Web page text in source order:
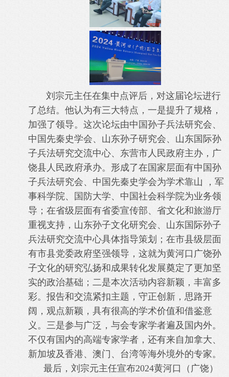
刘宗元主任在集中点评后，对这届论坛进行
了总结。他认为有三大特点，一是提升了规格，
加强了领导。这次论坛由中国孙子兵法研究会、
中国先秦史学会、山东孙子研究会、山东国际孙
子兵法研究交流中心、东营市人民政府主办，广
饶县人民政府承办。形成了在国家层面有中国孙
子兵法研究会、中国先秦史学会为学术靠山 ，军
事科学院、国防大学、中国社会科学院为业务领
导；在省级层面有省委宣传部、省文化和旅游厅
重视支持，山东孙子文化研究会、山东国际孙子
兵法研究交流中心具体指导策划；在市县级层面
有市县党委政府坚强领导，这就为黄河口广饶孙
子文化的研究弘扬和成果转化发展奠定了更加坚
实的政治基础；二是本次活动内容新颖，丰富多
彩。报告和交流紧扣主题，守正创新，思路开
阔，观点新颖，具有很高的学术价值和借鉴意
义。三是参与广泛，与会专家学者遍及国内外。
不仅有国内的高端专家学者，还有来自加拿大、
新加坡及香港、澳门、台湾等海外境外的专家。
最后，刘宗元主任宣布2024黄河口（广饶）